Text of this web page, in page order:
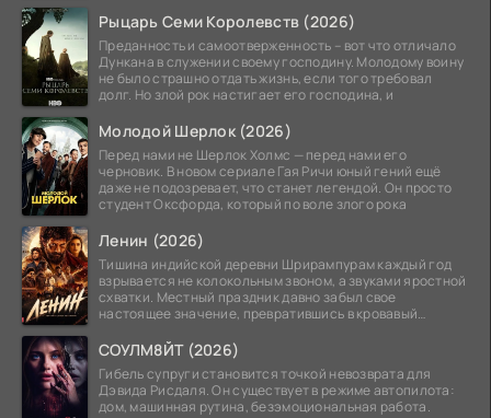
Рыцарь Семи Королевств (2026)
Преданность и самоотверженность – вот что отличало
Дункана в служении своему господину. Молодому воину
не было страшно отдать жизнь, если того требовал
долг. Но злой рок настигает его господина, и
Молодой Шерлок (2026)
Перед нами не Шерлок Холмс — перед нами его
черновик. В новом сериале Гая Ричи юный гений ещё
даже не подозревает, что станет легендой. Он просто
студент Оксфорда, который по воле злого рока
Ленин (2026)
Тишина индийской деревни Шрирампурам каждый год
взрывается не колокольным звоном, а звуками яростной
схватки. Местный праздник давно забыл свое
настоящее значение, превратившись в кровавый
СОУЛМ8ЙТ (2026)
Гибель супруги становится точкой невозврата для
Дэвида Рисдаля. Он существует в режиме автопилота:
дом, машинная рутина, безэмоциональная работа.